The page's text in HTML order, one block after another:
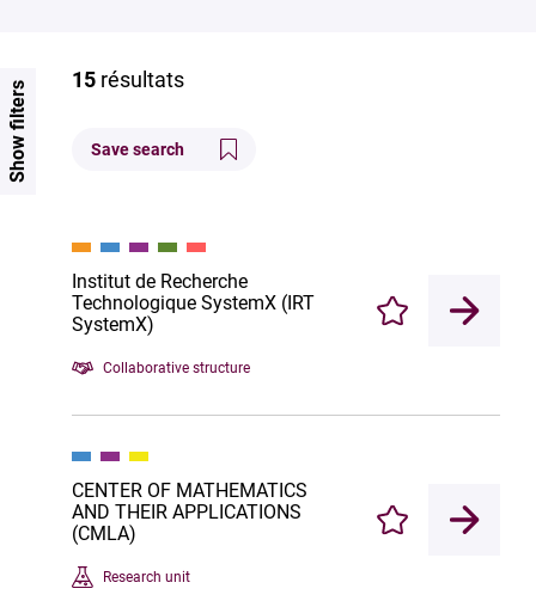
15 résultats
Save search
Institut de Recherche
Technologique SystemX (IRT
SystemX)
Collaborative structure
Enregistrer
CENTER OF MATHEMATICS
AND THEIR APPLICATIONS
(CMLA)
Research unit
Enregistrer
Show filters